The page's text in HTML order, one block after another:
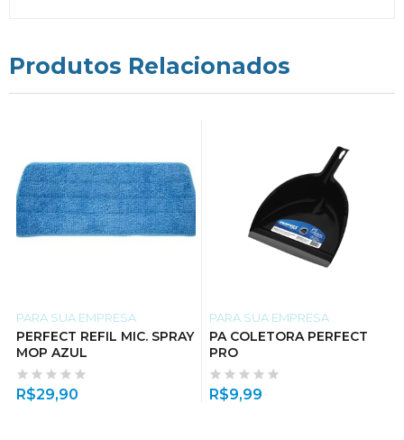
Produtos Relacionados
PARA SUA EMPRESA
PERFECT REFIL MIC. SPRAY
MOP AZUL
R$29,90
PARA SUA EMPRESA
PA COLETORA PERFECT
PRO
R$9,99